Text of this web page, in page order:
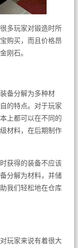
多玩家对锻造时所
购买，而且价格昂
刚石。
备分解为多种材
的特点。对于玩家
上都可以在不同的
材料，在后期制作
获得的装备不应该
分解为材料，并储
我们轻松地在仓库
玩家来说有着很大